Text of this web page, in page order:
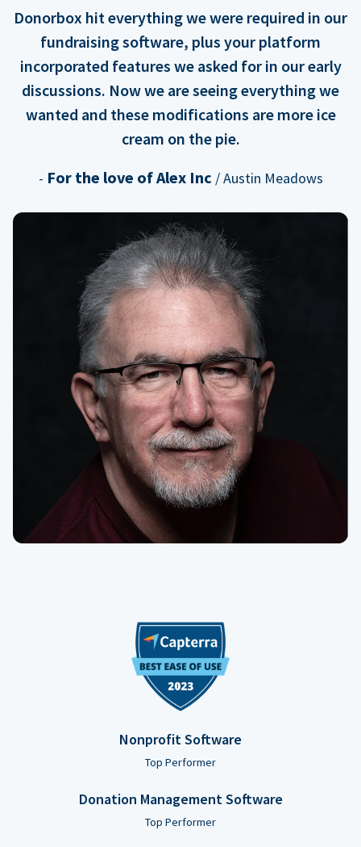
Donorbox hit everything we were required in our
fundraising software, plus your platform
incorporated features we asked for in our early
discussions. Now we are seeing everything we
wanted and these modifications are more ice
cream on the pie.
- For the love of Alex Inc / Austin Meadows
Nonprofit Software
Top Performer
Donation Management Software
Top Performer